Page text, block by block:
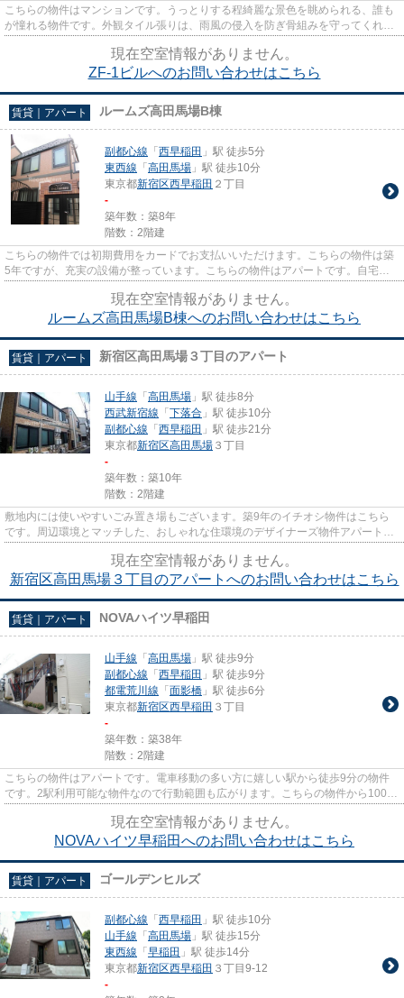
こちらの物件はマンションです。うっとりする程綺麗な景色を眺められる、誰も
が憧れる物件です。外観タイル張りは、雨風の侵入を防ぎ骨組みを守ってくれま
現在空室情報がありません。
ZF-1ビルへのお問い合わせはこちら
賃貸｜アパート ルームズ高田馬場B棟
副都心線 「 西早稲田 」駅 徒歩5分
東西線 「 高田馬場 」駅 徒歩10分
東京都新宿区西早稲田 ２丁目
-
築年数：築8年
階数：2階建
こちらの物件では初期費用をカードでお支払いいただけます。こちらの物件は築
5年ですが、充実の設備が整っています。こちらの物件はアパートです。自宅か
現在空室情報がありません。
ルームズ高田馬場B棟へのお問い合わせはこちら
賃貸｜アパート 新宿区高田馬場３丁目のアパート
山手線 「 高田馬場 」駅 徒歩8分
西武新宿線 「 下落合 」駅 徒歩10分
副都心線 「 西早稲田 」駅 徒歩21分
東京都新宿区高田馬場 ３丁目
-
築年数：築10年
階数：2階建
敷地内には使いやすいごみ置き場もございます。築9年のイチオシ物件はこちら
です。周辺環境とマッチした、おしゃれな住環境のデザイナーズ物件アパート。
現在空室情報がありません。
新宿区高田馬場３丁目のアパートへのお問い合わせはこちら
賃貸｜アパート NOVAハイツ早稲田
山手線 「 高田馬場 」駅 徒歩9分
副都心線 「 西早稲田 」駅 徒歩9分
都電荒川線 「 面影橋 」駅 徒歩6分
東京都新宿区西早稲田 ３丁目
-
築年数：築38年
階数：2階建
こちらの物件はアパートです。電車移動の多い方に嬉しい駅から徒歩9分の物件
です。2駅利用可能な物件なので行動範囲も広がります。こちらの物件から100m
現在空室情報がありません。
NOVAハイツ早稲田へのお問い合わせはこちら
賃貸｜アパート ゴールデンヒルズ
副都心線 「 西早稲田 」駅 徒歩10分
山手線 「 高田馬場 」駅 徒歩15分
東西線 「 早稲田 」駅 徒歩14分
東京都新宿区西早稲田 ３丁目9-12
-